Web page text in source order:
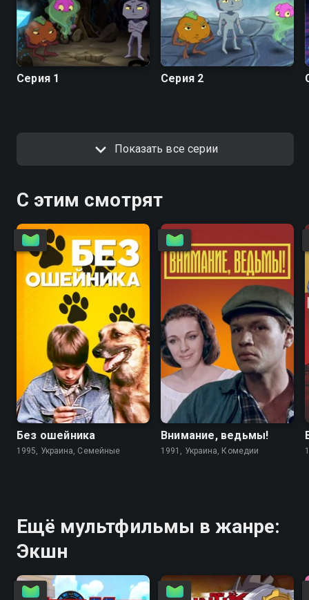
Серия 1 Серия 2
Показать все серии
С этим смотрят
6.7 4.6
Без ошейника
1995, Украина, Семейные
5.6
Внимание, ведьмы!
1991, Украина, Комедии
Ещё мультфильмы в жанре:
Экшн